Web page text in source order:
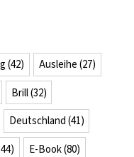
(42) Ausleihe (27)
Brill(32)
Deutschland (41)
E-Book(80)